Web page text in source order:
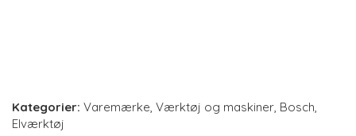
Kategorier: Varemærke, Værktøj og maskiner, Bosch,
Elværktøj